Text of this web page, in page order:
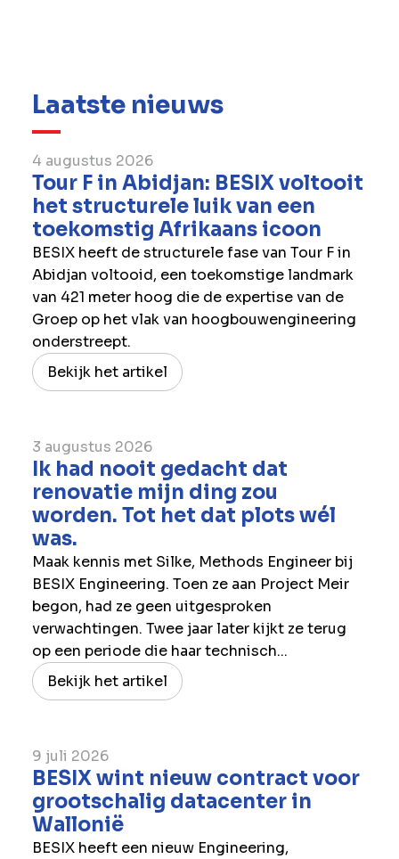
Laatste nieuws
4 augustus 2026
Tour F in Abidjan: BESIX voltooit
het structurele luik van een
toekomstig Afrikaans icoon
BESIX heeft de structurele fase van Tour F in
Abidjan voltooid, een toekomstige landmark
van 421 meter hoog die de expertise van de
Groep op het vlak van hoogbouwengineering
onderstreept.
Bekijk het artikel
3 augustus 2026
Ik had nooit gedacht dat
renovatie mijn ding zou
worden. Tot het dat plots wél
was.
Maak kennis met Silke, Methods Engineer bij
BESIX Engineering. Toen ze aan Project Meir
begon, had ze geen uitgesproken
verwachtingen. Twee jaar later kijkt ze terug
op een periode die haar technisch...
Bekijk het artikel
9 juli 2026
BESIX wint nieuw contract voor
grootschalig datacenter in
Wallonië
BESIX heeft een nieuw Engineering,